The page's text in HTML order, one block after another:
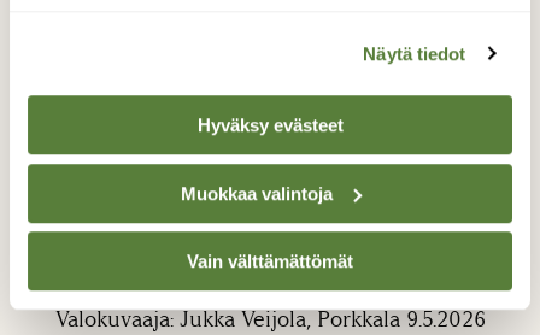
Näytä tiedot
Hyväksy evästeet
Muokkaa valintoja
Vain välttämättömät
Kyy
Porkkalassa kyitä kuvaamassa
Valokuvaaja: Jukka Veijola, Porkkala 9.5.2026